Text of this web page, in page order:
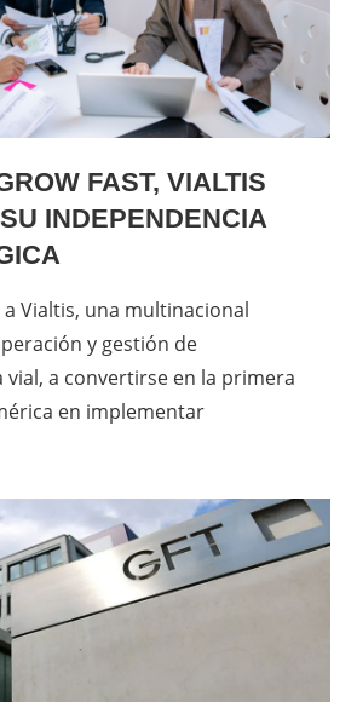
FAST, VIALTIS
INDEPENDENCIA
Vialtis, una multinacional
y gestión de
a convertirse en la primera
en implementar